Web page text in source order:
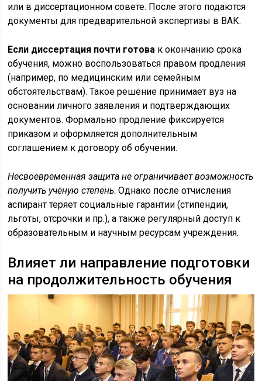
или в диссертационном совете. После этого подаются
документы для предварительной экспертизы в ВАК.
Если диссертация почти готова к окончанию срока
обучения, можно воспользоваться правом продления
(например, по медицинским или семейным
обстоятельствам). Такое решение принимает вуз на
основании личного заявления и подтверждающих
документов. Формально продление фиксируется
приказом и оформляется дополнительным
соглашением к договору об обучении.
Несвоевременная защита не ограничивает возможность
получить учёную степень. Однако после отчисления
аспирант теряет социальные гарантии (стипендии,
льготы, отсрочки и пр.), а также регулярный доступ к
образовательным и научным ресурсам учреждения.
Влияет ли направление подготовки
на продолжительность обучения